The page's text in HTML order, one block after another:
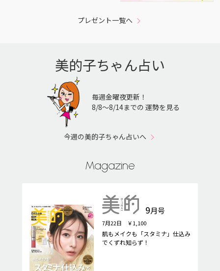
プレゼント一覧へ
美的子ちゃん占い
毎週金曜夜更新！
8/8〜8/14までの 運勢を見る
今週の美的子ちゃん占いへ
Magazine
9月号
7月22日 ￥1,100
肌もメイクも「スタミナ」仕込み
でくずれ知らず！